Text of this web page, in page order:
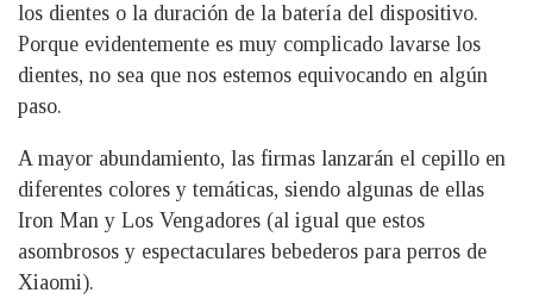
los dientes o la duración de la batería del dispositivo.
Porque evidentemente es muy complicado lavarse los
dientes, no sea que nos estemos equivocando en algún
paso.
A mayor abundamiento, las firmas lanzarán el cepillo en
diferentes colores y temáticas, siendo algunas de ellas
Iron Man y Los Vengadores (al igual que estos
asombrosos y espectaculares bebederos para perros de
Xiaomi).